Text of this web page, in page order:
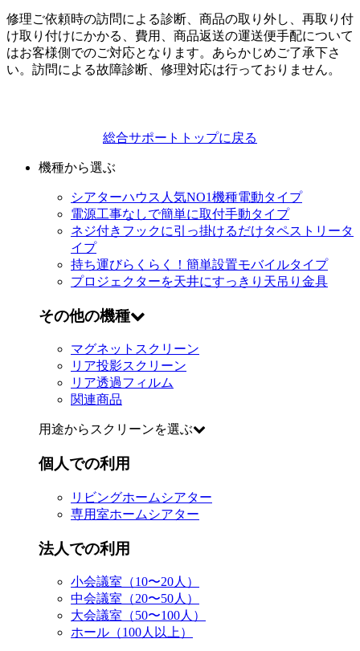
修理ご依頼時の訪問による診断、商品の取り外し、再取り付
け取り付けにかかる、費用、商品返送の運送便手配について
はお客様側でのご対応となります。あらかじめご了承下さ
い。訪問による故障診断、修理対応は行っておりません。
総合サポートトップに戻る
機種から選ぶ
シアターハウス人気NO1機種電動タイプ
電源工事なしで簡単に取付手動タイプ
ネジ付きフックに引っ掛けるだけタペストリータ
イプ
持ち運びらくらく！簡単設置モバイルタイプ
プロジェクターを天井にすっきり 天吊り金具
その他の機種
マグネットスクリーン
リア投影スクリーン
リア透過フィルム
関連商品
用途からスクリーンを選ぶ
個人での利用
リビングホームシアター
専用室ホームシアター
法人での利用
小会議室（10〜20人）
中会議室（20〜50人）
大会議室（50〜100人）
ホール（100人以上）